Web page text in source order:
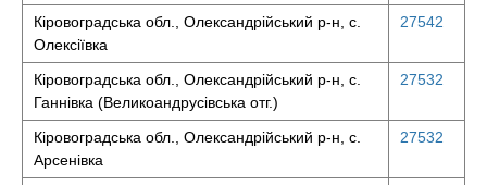
Кіровоградська обл., Олександрійський р-н, с.
Олексіївка
27542
Кіровоградська обл., Олександрійський р-н, с.
Ганнівка (Великоандрусівська отг.)
27532
Кіровоградська обл., Олександрійський р-н, с.
Арсенівка
27532